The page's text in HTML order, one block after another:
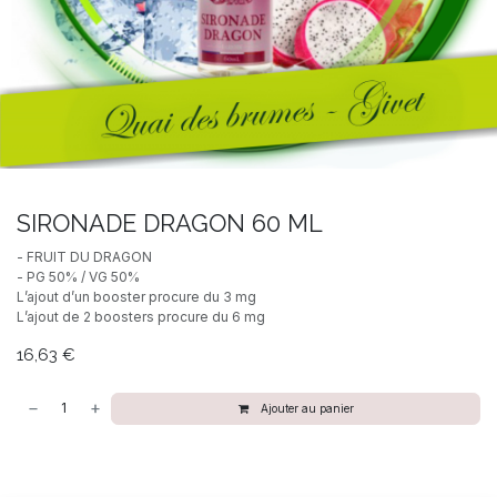
SIRONADE DRAGON 60 ML
- FRUIT DU DRAGON
- PG 50% / VG 50%
L’ajout d’un booster procure du 3 mg
L’ajout de 2 boosters procure du 6 mg
16,63 €
Ajouter au panier